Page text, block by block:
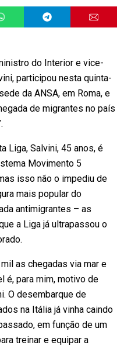
do Interior e vice-
participou nesta quinta-
da ANSA, em Roma, e
de migrantes no país
Liga, Salvini, 45 anos, é
Movimento 5
isso não o impediu de
mais popular do
antimigrantes – as
a Liga já ultrapassou o
as chegadas via mar e
é, para mim, motivo de
O desembarque de
na Itália já vinha caindo
em função de um
treinar e equipar a